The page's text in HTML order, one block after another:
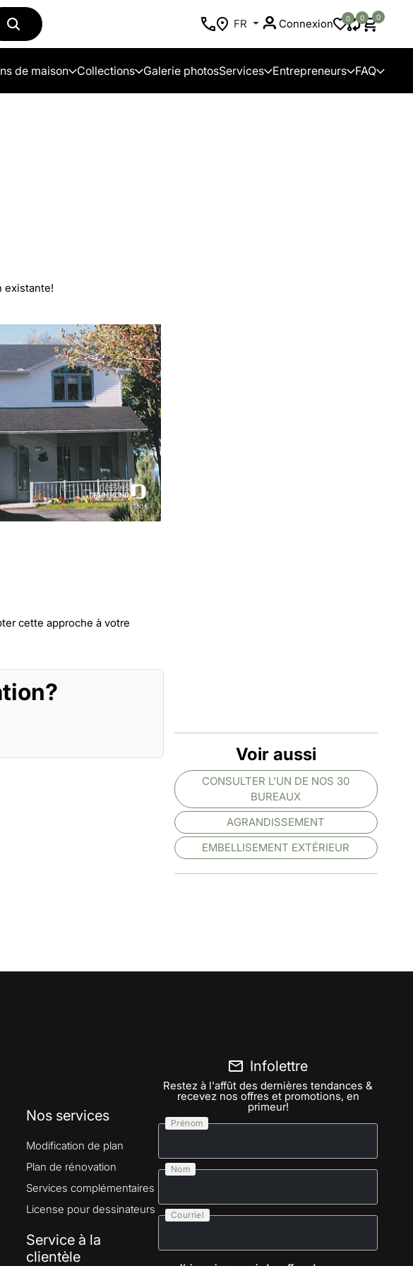
FR Connexion 0 0 0
de maison Collections Galerie photosServices Entrepreneurs FAQ
existante!
extérieur
cette approche à votre
Voir aussi
CONSULTER L'UN DE NOS 30
BUREAUX
AGRANDISSEMENT
EMBELLISEMENT EXTÉRIEUR
Nos services
Modification de plan
Plan de rénovation
Services complémentaires
License pour dessinateurs
Service à la
clientèle
Infolettre
Restez à l'affût des dernières tendances &
recevez nos offres et promotions, en
primeur!
Prénom
Nom
Courriel